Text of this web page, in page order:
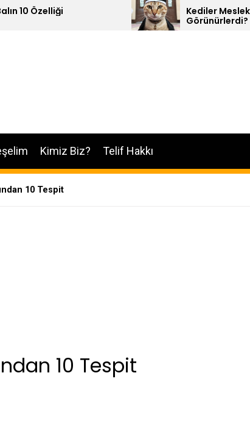
Kediler Meslek Sahibi Olsalar
Görünürlerdi?
Kimiz Biz? Telif Hakkı
10 Tespit
10 Tespit